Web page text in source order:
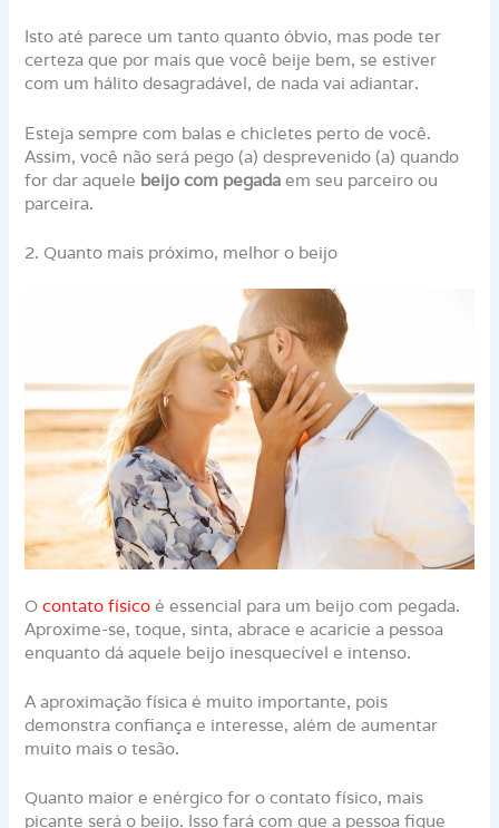
Isto até parece um tanto quanto óbvio, mas pode ter
certeza que por mais que você beije bem, se estiver
com um hálito desagradável, de nada vai adiantar.
Esteja sempre com balas e chicletes perto de você.
Assim, você não será pego (a) desprevenido (a) quando
for dar aquele beijo com pegada em seu parceiro ou
parceira.
2. Quanto mais próximo, melhor o beijo
Ocontato físico é essencial para um beijo com pegada.
Aproxime-se, toque, sinta, abrace e acaricie a pessoa
enquanto dá aquele beijo inesquecível e intenso.
A aproximação física é muito importante, pois
demonstra confiança e interesse, além de aumentar
muito mais o tesão.
Quanto maior e enérgico for o contato físico, mais
picante será o beijo. Isso fará com que a pessoa fique